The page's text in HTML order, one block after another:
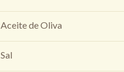
Aceite de Oliva
Sal